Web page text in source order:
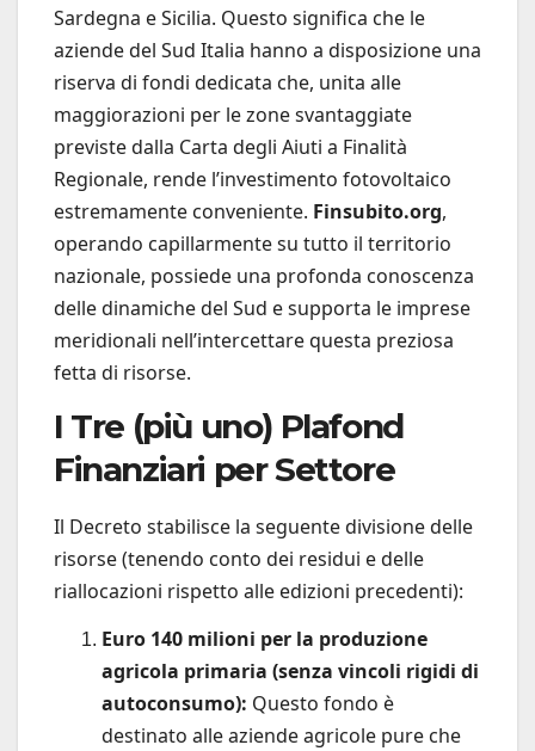
Sardegna e Sicilia. Questo significa che le
aziende del Sud Italia hanno a disposizione una
riserva di fondi dedicata che, unita alle
maggiorazioni per le zone svantaggiate
previste dalla Carta degli Aiuti a Finalità
Regionale, rende l’investimento fotovoltaico
estremamente conveniente. Finsubito.org,
operando capillarmente su tutto il territorio
nazionale, possiede una profonda conoscenza
delle dinamiche del Sud e supporta le imprese
meridionali nell’intercettare questa preziosa
fetta di risorse.
I Tre (più uno) Plafond
Finanziari per Settore
Il Decreto stabilisce la seguente divisione delle
risorse (tenendo conto dei residui e delle
riallocazioni rispetto alle edizioni precedenti):
Euro 140 milioni per la produzione
agricola primaria (senza vincoli rigidi di
autoconsumo): Questo fondo è
destinato alle aziende agricole pure che